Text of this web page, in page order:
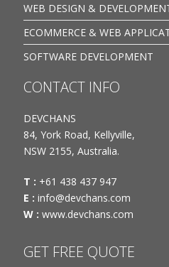
WEB DESIGN &
ECOMMERCE & WEB
SOFTWARE DEVELOPMENT
CONTACT INFO
DEVCHANS
84, York Road, Kellyville,
NSW 2155, Australia.
T : +61 438 437 947
E : info@devchans.com
W : www.devchans.com
GET FREE QUOTE